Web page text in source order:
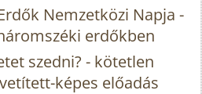
Nemzetközi Napja -
erdőkben
szedni? - kötetlen
képes előadás